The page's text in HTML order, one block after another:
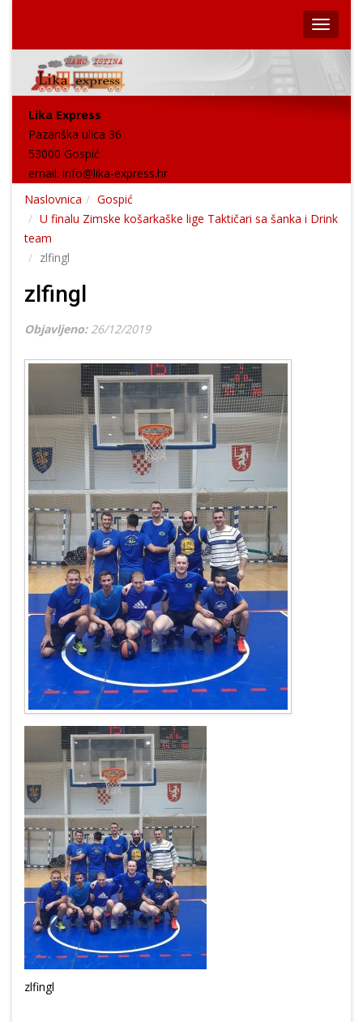
Lika Express
Pazariška ulica 36
53000 Gospić
email: info@lika-express.hr
Naslovnica
Gospić
U finalu Zimske košarkaške lige Taktičari sa šanka i Drink
team
zlfingl
zlfingl
Objavljeno: 26/12/2019
zlfingl